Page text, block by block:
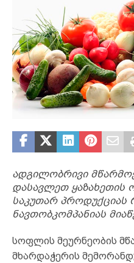
ადგილობრივი
დასავლეთ ყაზახეთის
საკუთარ პროდუქციას
ნავთობკომპანიას
სოფლის მეურნეობის
მხარდაჭერის